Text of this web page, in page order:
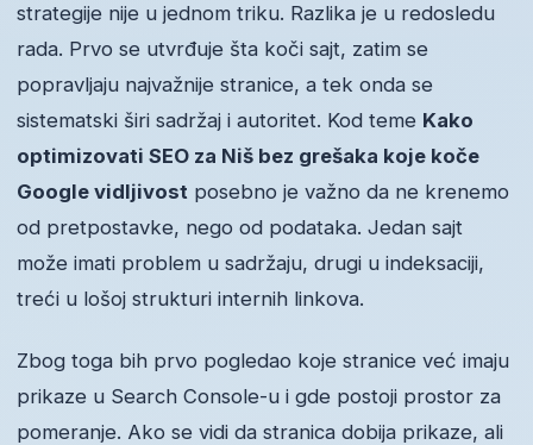
strategije nije u jednom triku. Razlika je u redosledu
rada. Prvo se utvrđuje šta koči sajt, zatim se
popravljaju najvažnije stranice, a tek onda se
sistematski širi sadržaj i autoritet. Kod teme Kako
optimizovati SEO za Niš bez grešaka koje koče
Google vidljivost posebno je važno da ne krenemo
od pretpostavke, nego od podataka. Jedan sajt
može imati problem u sadržaju, drugi u indeksaciji,
treći u lošoj strukturi internih linkova.
Zbog toga bih prvo pogledao koje stranice već imaju
prikaze u Search Console-u i gde postoji prostor za
pomeranje. Ako se vidi da stranica dobija prikaze, ali